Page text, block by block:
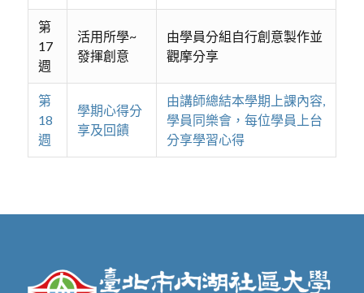
第
17
週
活用所學~
發揮創意
由學員分組自行創意製作並
觀摩分享
第
18
週
學期心得分
享及回饋
由講師總結本學期上課內容,
學員同樂會，每位學員上台
分享學習心得